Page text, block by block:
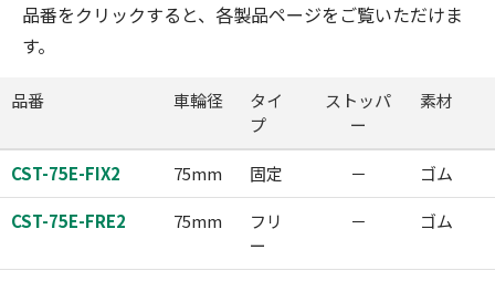
品番をクリックすると、各製品ページをご覧いただけま
す。
品番 車輪径
タイ
プ
ストッパ
ー
素材
CST-75E-FIX2 75mm 固定 － ゴム
CST-75E-FRE2 75mm
フリ
ー
－ ゴム